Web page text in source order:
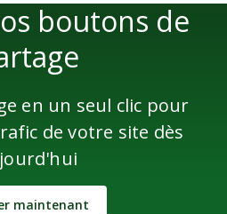
boutons de
en un seul clic pour
de votre site dès
maintenant